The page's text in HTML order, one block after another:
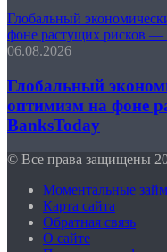
Глобальный
фоне растущих рисков —
06.08.2026
Глобальный
оптимизм на фоне
BanksToday
© Все права защищены
Моментальные
Карта сайта
Обратная связь
О сайте